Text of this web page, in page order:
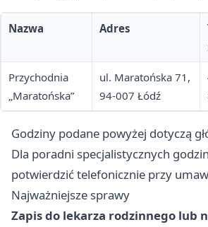
Nazwa Adres
Przychodnia
„Maratońska”
ul. Maratońska 71,
94-007 Łódź
Godziny podane powyżej dotyczą
Dla poradni specjalistycznych
potwierdzić telefonicznie przy
Najważniejsze sprawy
Zapis do lekarza rodzinnego lub